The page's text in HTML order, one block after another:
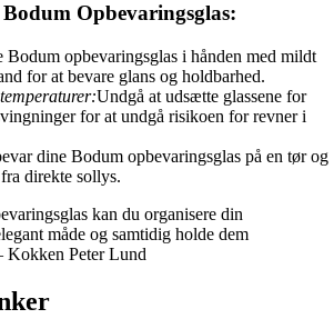
Bodum Opbevaringsglas:
Bodum opbevaringsglas i hånden med mildt
for at bevare glans og holdbarhed.
Undgå at udsætte glassene for
for at undgå risikoen for revner i
dine Bodum opbevaringsglas på en tør og
direkte sollys.
kan du organisere din
måde og samtidig holde dem
Kokken Peter Lund